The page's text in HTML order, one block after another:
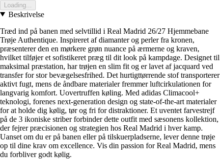
Loading...
Beskrivelse
Træd ind på banen med selvtillid i Real Madrid 26/27 Hjemmebane
Trøje Authentique. Inspireret af diamanter og perler fra kronen,
præsenterer den en mørkere grøn nuance på ærmerne og kraven,
hvilket tilføjer et sofistikeret præg til dit look på kampdage. Designet til
maksimal præstation, har trøjen en slim fit og er lavet af jacquard ved
transfer for stor bevægelsesfrihed. Det hurtigttørrende stof transporterer
aktivt fugt, mens de åndbare materialer fremmer luftcirkulationen for
langvarig komfort. Uovertruffen køling. Med adidas Climacool+
teknologi, forenes next-generation design og state-of-the-art materialer
for at holde dig kølig, tør og fri for distraktioner. Et uventet farvestrejf
på de 3 ikoniske striber forbinder dette outfit med sæsonens kollektion,
der fejrer præcisionen og strategien hos Real Madrid i hver kamp.
Uanset om du er på banen eller på tilskuerpladserne, lever denne trøje
op til dine krav om excellence. Vis din passion for Real Madrid, mens
du forbliver godt kølig.